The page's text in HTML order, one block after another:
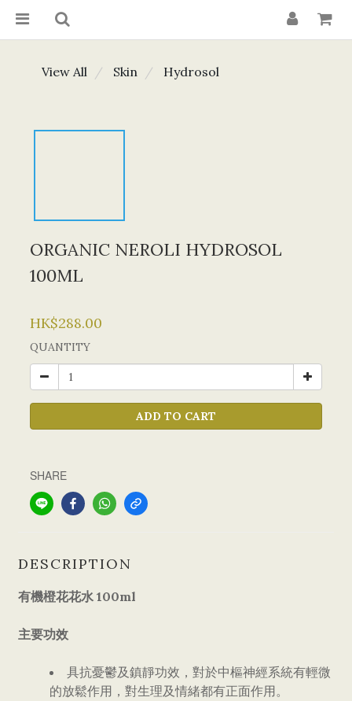
View All Skin Hydrosol
ORGANIC NEROLI HYDROSOL
100ML
HK$288.00
QUANTITY
ADD TO CART
SHARE
DESCRIPTION
有機橙花花水 100ml
主要功效
具抗憂鬱及鎮靜功效，對於中樞神經系統有輕微
的放鬆作用，對生理及情緒都有正面作用。